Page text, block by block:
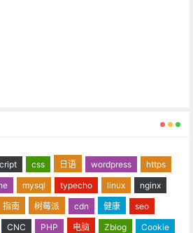
css 日语 wordpress
https
mysql typecho linux
nginx
指南 树莓派 cdn 健康
seo
CNC PHP 电脑 Zblog
Cookie